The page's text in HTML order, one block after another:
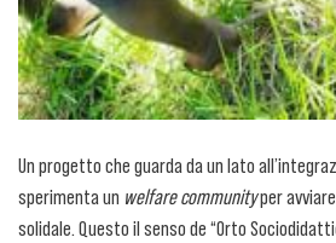
Un progetto che guarda da un lato
sperimenta un welfare communityper
solidale. Questo il senso de “Orto